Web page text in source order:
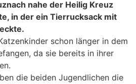
nahe der Heilig Kreuz
in der ein Tierrucksack mit
schon länger in dem
da sie bereits in ihrer
die beiden Jugendlichen die